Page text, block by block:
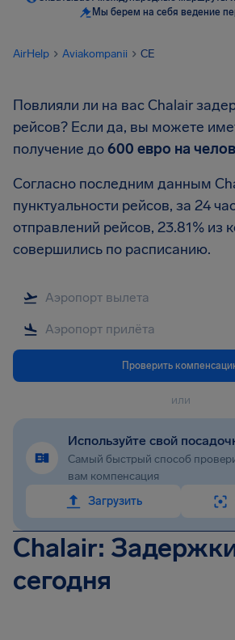
Мы берем на себя ведение
AirHelp Aviakompanii CE
Повлияли ли на вас Chalair
рейсов? Если да, вы можете
получение до600 евро на
Согласно последним данным
пунктуальности рейсов, за 24
отправлений рейсов, 23.81% из
совершились по расписанию.
Проверить
или
Используйте свой
Самый быстрый способ
вам компенсация
Загрузить
Chalair:
сегодня